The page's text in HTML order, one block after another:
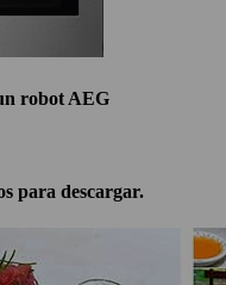
robot AEG
para descargar.